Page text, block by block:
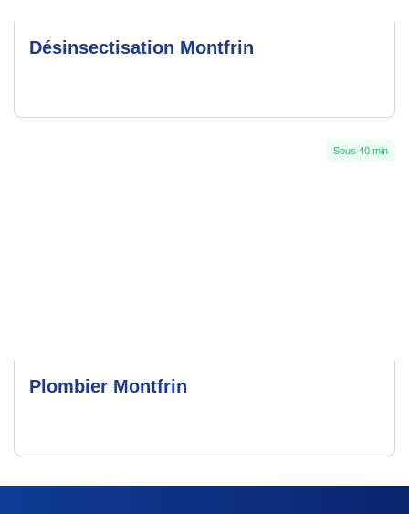
Désinsectisation Montfrin
Sous 40 min
Plombier Montfrin